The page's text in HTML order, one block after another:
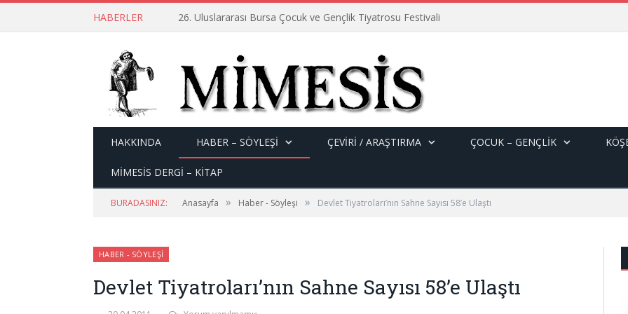
HABERLER 26. Uluslararası Bursa Çocuk ve Gençlik Tiyatrosu Festivali
HAKKINDA HABER – SÖYLEŞI ÇEVİRİ / ARAŞTIRMA ÇOCUK – GENÇLIK
MİMESİS DERGİ – KİTAP
BURADASINIZ: Anasayfa » Haber - Söyleşi » Devlet Tiyatroları’nın Sahne Sayısı 58’e Ulaştı
HABER - SÖYLEŞI
Devlet Tiyatroları’nın Sahne Sayısı 58’e Ulaştı